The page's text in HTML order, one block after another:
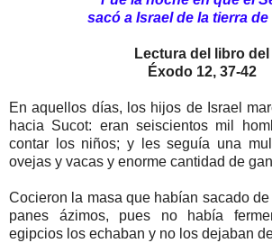
sacó a Israel de la tierra
Lectura del libro del
Éxodo 12, 37-42
En aquellos días, los hijos de Israel
hacia Sucot: eran seiscientos mil
contar los niños; y les seguía una
ovejas y vacas y enorme cantidad de
Cocieron la masa que habían sacado
panes ázimos, pues no había
egipcios los echaban y no los dejaban